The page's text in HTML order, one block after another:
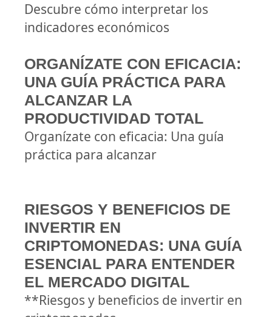
Descubre cómo interpretar los
indicadores económicos
ORGANÍZATE CON EFICACIA:
UNA GUÍA PRÁCTICA PARA
ALCANZAR LA
PRODUCTIVIDAD TOTAL
Organízate con eficacia: Una guía
práctica para alcanzar
RIESGOS Y BENEFICIOS DE
INVERTIR EN
CRIPTOMONEDAS: UNA GUÍA
ESENCIAL PARA ENTENDER
EL MERCADO DIGITAL
**Riesgos y beneficios de invertir en